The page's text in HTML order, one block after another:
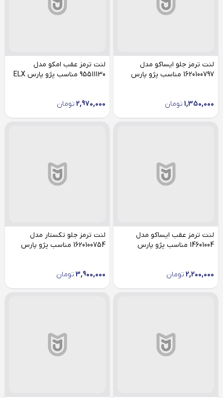
لنت ترمز جلو ایساکو مدل
1620100797 مناسب پژو پارس
1,350,000 تومان
لنت ترمز عقب امکو مدل
95511130 مناسب پژو پارس ELX
2,970,000 تومان
لنت ترمز عقب ایساکو مدل
14601004 مناسب پژو پارس
2,200,000 تومان
لنت ترمز جلو تکستار مدل
1620100754 مناسب پژو پارس
3,900,000 تومان